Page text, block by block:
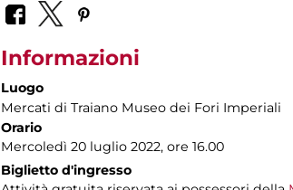
Informazioni
Luogo
Mercati di Traiano Museo dei Fori Imperiali
Orario
Mercoledì 20 luglio 2022, ore 16.00
Biglietto d'ingresso